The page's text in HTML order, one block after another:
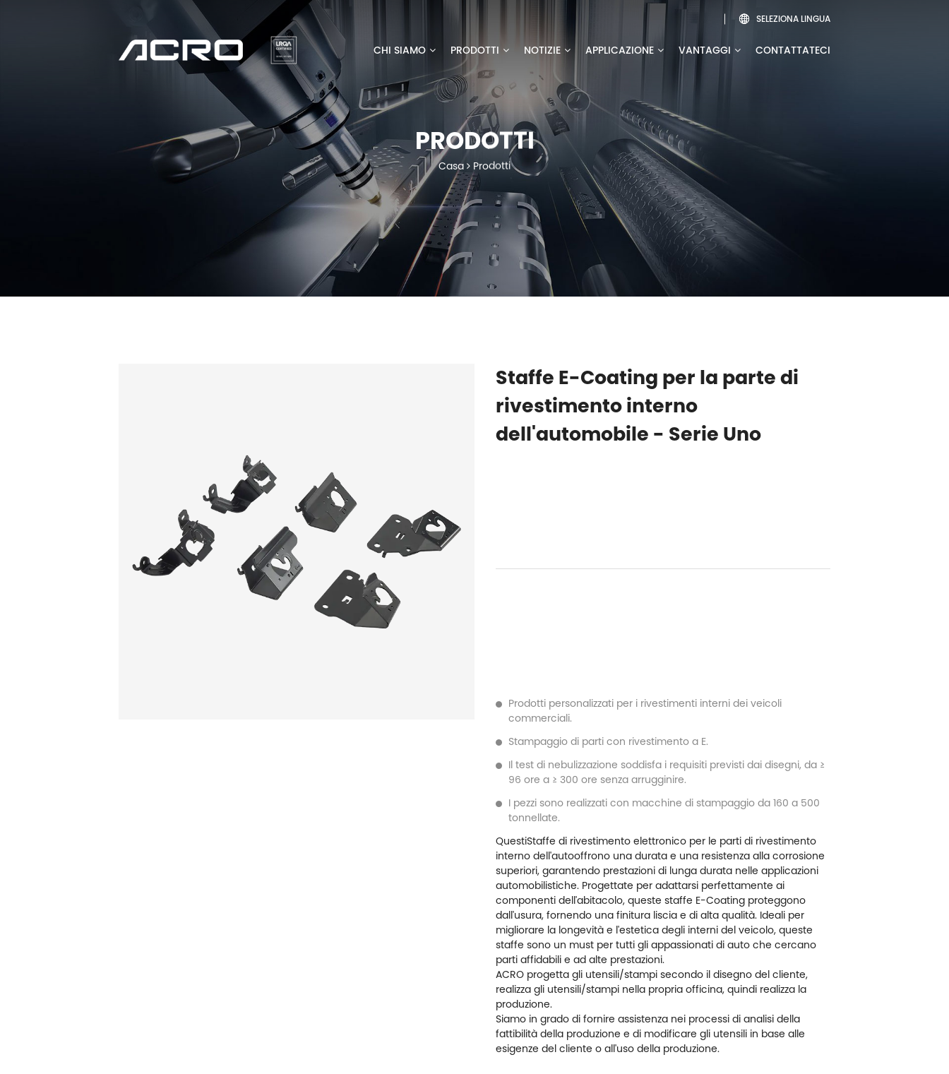
 SELEZIONA LINGUA
CHI SIAMO PRODOTTI NOTIZIE APPLICAZIONE VANTAGGI CONTATTATECI
PRODOTTI
Casa Prodotti
Staffe E-Coating per la parte di
rivestimento interno
dell'automobile - Serie Uno
Prodotti personalizzati per i rivestimenti interni dei veicoli
commerciali.
Stampaggio di parti con rivestimento a E.
Il test di nebulizzazione soddisfa i requisiti previsti dai disegni, da ≥
96 ore a ≥ 300 ore senza arrugginire.
I pezzi sono realizzati con macchine di stampaggio da 160 a 500
tonnellate.
QuestiStaffe di rivestimento elettronico per le parti di rivestimento
interno dell'autooffrono una durata e una resistenza alla corrosione
superiori, garantendo prestazioni di lunga durata nelle applicazioni
automobilistiche. Progettate per adattarsi perfettamente ai
componenti dell'abitacolo, queste staffe E-Coating proteggono
dall'usura, fornendo una finitura liscia e di alta qualità. Ideali per
migliorare la longevità e l'estetica degli interni del veicolo, queste
staffe sono un must per tutti gli appassionati di auto che cercano
parti affidabili e ad alte prestazioni.
ACRO progetta gli utensili/stampi secondo il disegno del cliente,
realizza gli utensili/stampi nella propria officina, quindi realizza la
produzione.
Siamo in grado di fornire assistenza nei processi di analisi della
fattibilità della produzione e di modificare gli utensili in base alle
esigenze del cliente o all'uso della produzione.